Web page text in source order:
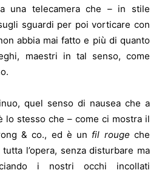
una telecamera che – in stile
sguardi per poi vorticare con
abbia mai fatto e più di quanto
maestri in tal senso, come
quel senso di nausea che a
lo stesso che – come ci mostra il
& co., ed è un fil rougeche
l’opera, senza disturbare ma
i nostri occhi incollati